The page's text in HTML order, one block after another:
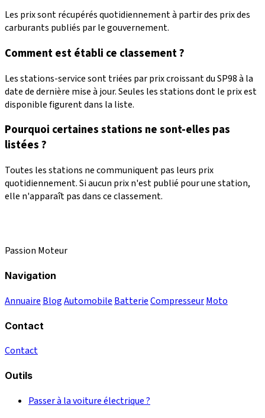
Les prix sont récupérés quotidiennement à partir des prix des
carburants publiés par le gouvernement.
Comment est établi ce classement ?
Les stations-service sont triées par prix croissant du SP98 à la
date de dernière mise à jour. Seules les stations dont le prix est
disponible figurent dans la liste.
Pourquoi certaines stations ne sont-elles pas
listées ?
Toutes les stations ne communiquent pas leurs prix
quotidiennement. Si aucun prix n'est publié pour une station,
elle n'apparaît pas dans ce classement.
Passion Moteur
Navigation
Annuaire BlogAutomobile BatterieCompresseurMoto
Contact
Contact
Outils
Passer à la voiture électrique ?